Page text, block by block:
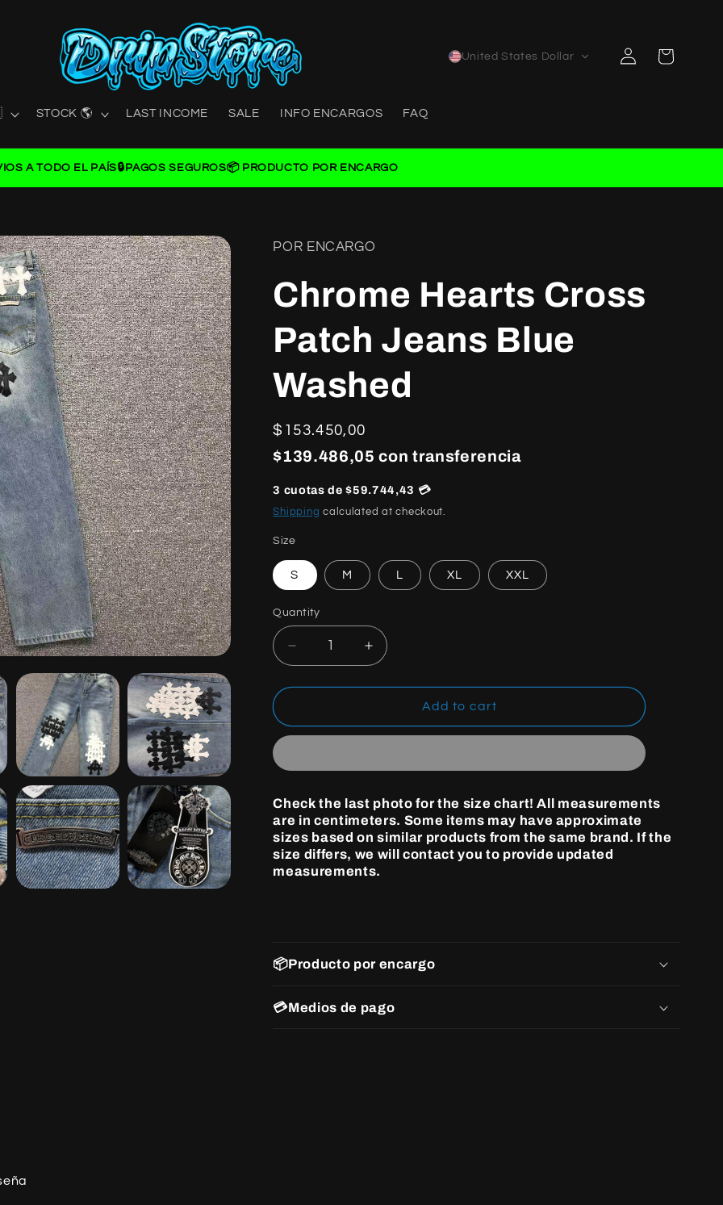
STOCK 🌎 LAST INCOME SALE INFO ENCARGOS FAQ
United States Dollar
Log
in
Cart
A TODO EL PAÍS🔒PAGOS SEGUROS📦 PRODUCTO POR ENCARGO
POR ENCARGO
Chrome Hearts Cross
Patch Jeans Blue
Washed
Regular
price
$153.450,00
$139.486,05 con transferencia
3 cuotas de $59.744,43 💳
Shipping calculated at checkout.
Size
S M L XL XXL
Quantity
Quantity
Decrease
quantity
for
Hearts
Blue
Washed
Increase
quantity
for
Chrome
Hearts
Blue
Washed
Add to cart
Check the last photo for the size chart! All measurements
are in centimeters. Some items may have approximate
sizes based on similar products from the same brand. If the
size differs, we will contact you to provide updated
measurements.
📦Producto por encargo
💳Medios de pago